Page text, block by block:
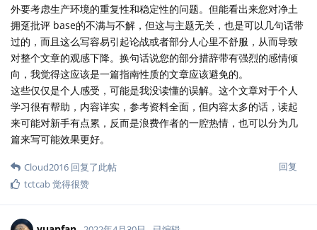
外要考虑生产环境的重复性和稳定性的问题。但能看出来您对净土
拥趸批评 base的不满与不解，但这与主题无关，也是可以几句话带
过的，而且这么写容易引起论战或者部分人心里不舒服，从而导致
对整个文章的观感下降。换句话说您的部分措辞带有强烈的感情倾
向，我觉得这应该是一篇指南性质的文章应该避免的。
这些仅仅是个人感受，可能是我没读懂的误解。这个文章对于个人
学习很有帮助，内容详实，参考资料全面，但内容太多的话，读起
来可能对新手有点累，反而是浪费作者的一腔热情，也可以分为几
篇来写可能效果更好。
回复
Cloud2016 回复了此帖
tctcab觉得很赞